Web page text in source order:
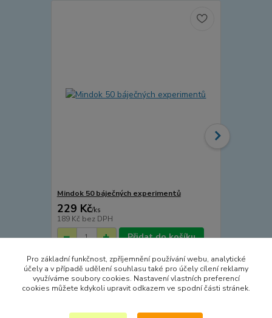
Mindok 50 báječných experimentů
229 Kč/ks
189 Kč bez DPH
Přidat do košíku
Zboží zařazeno v kategoriích
Pro základní funkčnost, zpříjemnění používání webu, analytické
účely a v případě udělení souhlasu také pro účely cílení reklamy
využíváme soubory cookies. Nastavení vlastních preferencí
cookies můžete kdykoli upravit odkazem ve spodní části stránek.